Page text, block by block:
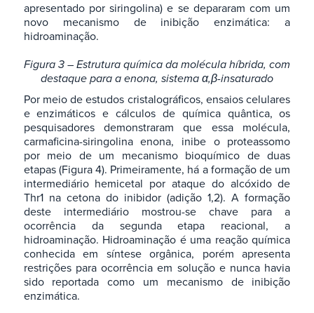
apresentado por siringolina) e se depararam com um
novo mecanismo de inibição enzimática: a
hidroaminação.
Figura 3 – Estrutura química da molécula híbrida, com
destaque para a enona, sistema α,β-insaturado
Por meio de estudos cristalográficos, ensaios celulares
e enzimáticos e cálculos de química quântica, os
pesquisadores demonstraram que essa molécula,
carmaficina-siringolina enona, inibe o proteassomo
por meio de um mecanismo bioquímico de duas
etapas (Figura 4). Primeiramente, há a formação de um
intermediário hemicetal por ataque do alcóxido de
Thr1 na cetona do inibidor (adição 1,2). A formação
deste intermediário mostrou-se chave para a
ocorrência da segunda etapa reacional, a
hidroaminação. Hidroaminação é uma reação química
conhecida em síntese orgânica, porém apresenta
restrições para ocorrência em solução e nunca havia
sido reportada como um mecanismo de inibição
enzimática.